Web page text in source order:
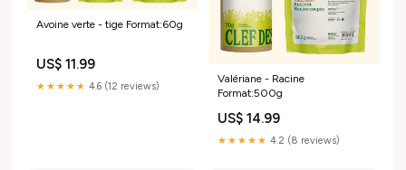
Avoine verte - tige Format:60g
US$ 11.99
★★★★★ 4.6 (12 reviews)
Valériane - Racine
Format:500g
US$ 14.99
★★★★★ 4.2 (8 reviews)